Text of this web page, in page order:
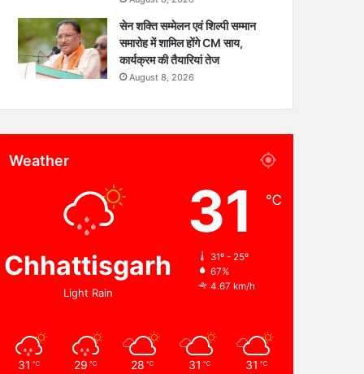
सेन शक्ति सम्मेलन एवं शिल्पी सम्मान
समारोह में शामिल होंगे CM साय,
कार्यक्रम की तैयारियां तेज
August 8, 2026
Weather
Chhattisgarh
Light Rain
31 ℃
31º - 25º
67%
4.67 km/h
31 ℃ 29 ℃ 28 ℃ 31 ℃ 31 ℃